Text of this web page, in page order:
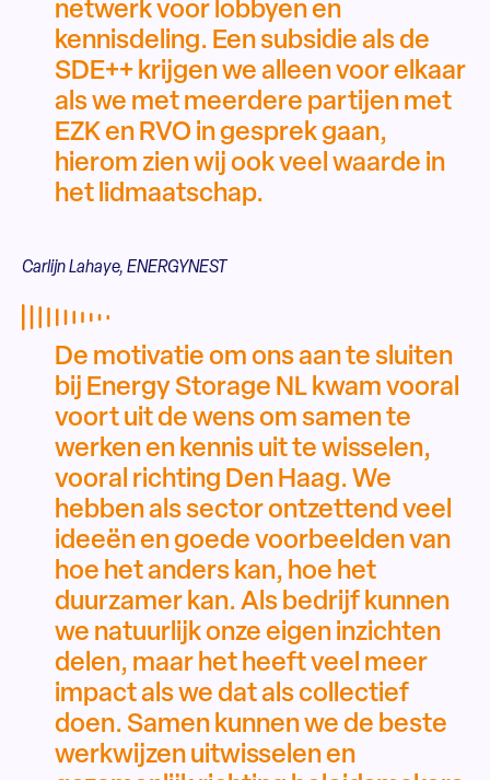
netwerk voor lobbyen en
kennisdeling. Een subsidie als de
SDE++ krijgen we alleen voor elkaar
als we met meerdere partijen met
EZK en RVO in gesprek gaan,
hierom zien wij ook veel waarde in
het lidmaatschap.
Carlijn Lahaye, ENERGYNEST
De motivatie om ons aan te sluiten
bij Energy Storage NL kwam vooral
voort uit de wens om samen te
werken en kennis uit te wisselen,
vooral richting Den Haag. We
hebben als sector ontzettend veel
ideeën en goede voorbeelden van
hoe het anders kan, hoe het
duurzamer kan. Als bedrijf kunnen
we natuurlijk onze eigen inzichten
delen, maar het heeft veel meer
impact als we dat als collectief
doen. Samen kunnen we de beste
werkwijzen uitwisselen en